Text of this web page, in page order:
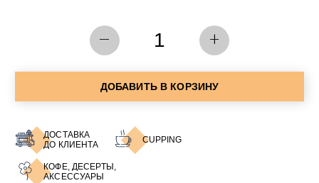
- +
ДОБАВИТЬ В КОРЗИНУ
ДОСТАВКА
ДО КЛИЕНТА
CUPPING
КОФЕ, ДЕСЕРТЫ,
АКСЕССУАРЫ